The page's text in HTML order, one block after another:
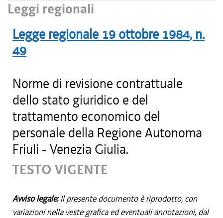
Leggi regionali
Legge regionale 19 ottobre 1984, n.
49
Norme di revisione contrattuale
dello stato giuridico e del
trattamento economico del
personale della Regione Autonoma
Friuli - Venezia Giulia.
TESTO VIGENTE
Avviso legale:Il presente documento è riprodotto, con
variazioni nella veste grafica ed eventuali annotazioni, dal